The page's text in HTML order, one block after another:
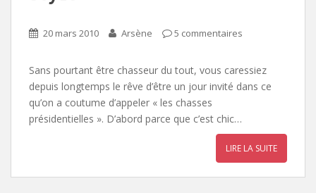
20 mars 2010 Arsène 5 commentaires
Sans pourtant être chasseur du tout, vous caressiez
depuis longtemps le rêve d’être un jour invité dans ce
qu’on a coutume d’appeler « les chasses
présidentielles ». D’abord parce que c’est chic…
LIRE LA SUITE